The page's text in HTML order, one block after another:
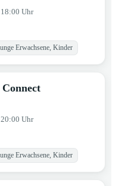
Uhr
Erwachsene, Kinder
Uhr
Erwachsene, Kinder